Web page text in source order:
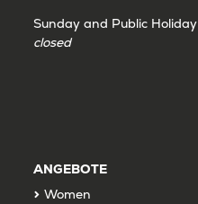
Sunday and Public Holiday
closed
ANGEBOTE
Women